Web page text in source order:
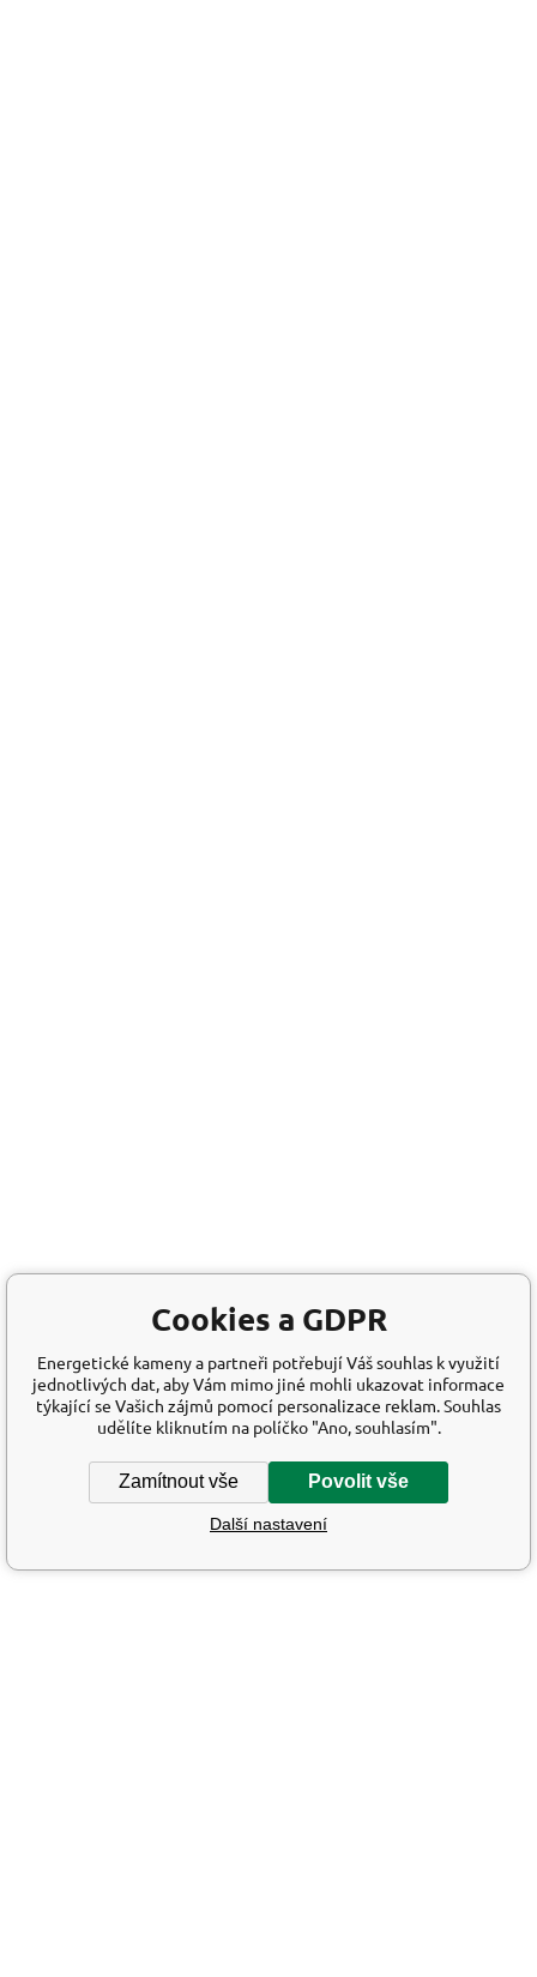
Cookies a GDPR
Energetické kameny a partneři potřebují Váš souhlas k využití
jednotlivých dat, aby Vám mimo jiné mohli ukazovat informace
týkající se Vašich zájmů pomocí personalizace reklam. Souhlas
udělíte kliknutím na políčko "Ano, souhlasím".
Zamítnout vše Povolit vše
Další nastavení